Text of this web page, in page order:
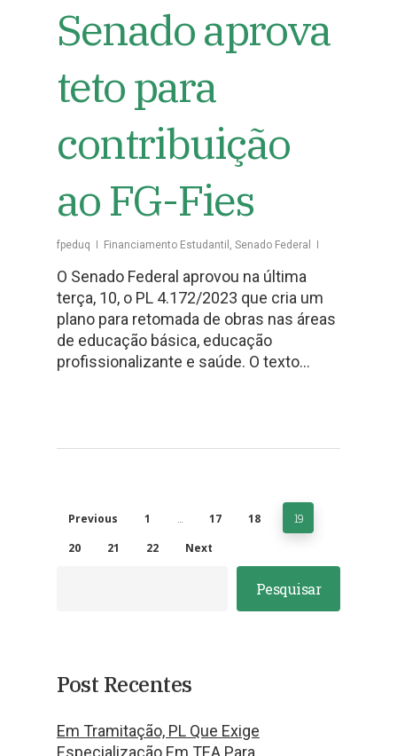
Senado aprova
teto para
contribuição
ao FG-Fies
fpeduq Financiamento Estudantil Senado Federal
O Senado Federal aprovou na última
terça, 10, o PL 4.172/2023 que cria um
plano para retomada de obras nas áreas
de educação básica, educação
profissionalizante e saúde. O texto…
Previous 1 17 18 19
20 21 22 Next
Pesquisar
Post Recentes
Em Tramitação, PL Que Exige
Especialização Em TEA Para